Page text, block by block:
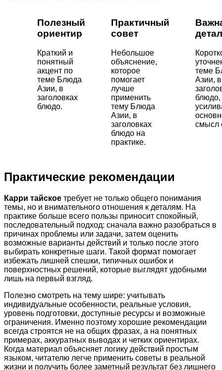
Полезный
ориентир
Краткий и
понятный
акцент по
теме Блюда
Азии, в
заголовках
блюдо.
Практичный
совет
Небольшое
объяснение,
которое
помогает
лучше
применить
тему Блюда
Азии, в
заголовках
блюдо на
практике.
теме
Азии, в
блюдо,
смысл
Практические рекомендации
Карри тайское требует не только общего понимания
темы, но и внимательного отношения к деталям. На
практике больше всего пользы приносит спокойный,
последовательный подход: сначала важно разобраться в
причинах проблемы или задачи, затем оценить
возможные варианты действий и только после этого
выбирать конкретные шаги. Такой формат помогает
избежать лишней спешки, типичных ошибок и
поверхностных решений, которые выглядят удобными
лишь на первый взгляд.
Полезно смотреть на тему шире: учитывать
индивидуальные особенности, реальные условия,
уровень подготовки, доступные ресурсы и возможные
ограничения. Именно поэтому хорошие рекомендации
всегда строятся не на общих фразах, а на понятных
примерах, аккуратных выводах и четких ориентирах.
Когда материал объясняет логику действий простым
языком, читателю легче применить советы в реальной
жизни и получить более заметный результат без лишнего